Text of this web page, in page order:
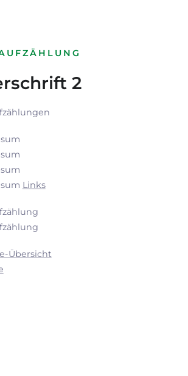
2
Links
Übersicht